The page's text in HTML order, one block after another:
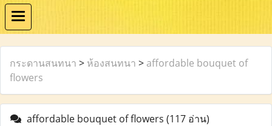
กระดานสนทนา > ห้องสนทนา > affordable bouquet of
flowers
affordable bouquet of flowers (117 อ่าน)